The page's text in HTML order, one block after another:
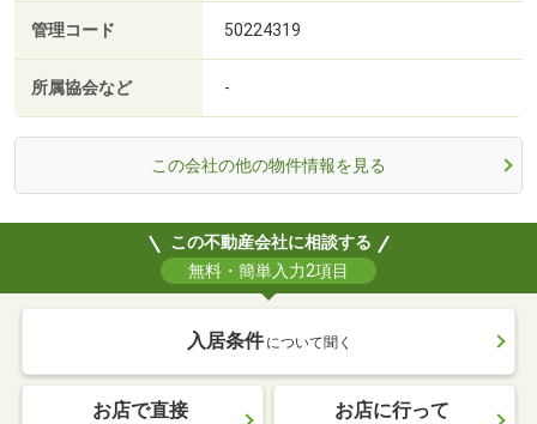
管理コード 50224319
所属協会など -
この会社の他の物件情報を見る
この不動産会社に相談する
無料・簡単入力2項目
入居条件 について聞く
お店で直接 お店に行って